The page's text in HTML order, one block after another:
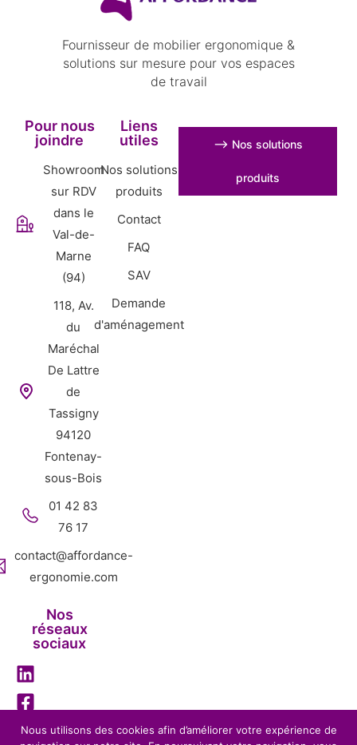
Fournisseur de mobilier ergonomique &
solutions sur mesure pour vos espaces
de travail
Pour nous
joindre
Showroom
sur RDV
dans le
Val-de-
Marne
(94)
118, Av.
du
Maréchal
De Lattre
de
Tassigny
94120
Fontenay-
sous-Bois
01 42 83
76 17
contact@affordance-
ergonomie.com
Nos
réseaux
sociaux
Liens
utiles
Nos solutions
produits
Contact
FAQ
SAV
Demande
d'aménagement
⟶ Nos solutions
produits
Nous utilisons des cookies afin d’améliorer votre expérience de